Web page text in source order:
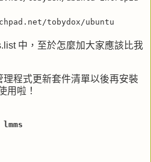
tobydox/ubuntu
中，至於怎麼加大家應該比我
程式更新套件清單以後再安裝
用啦！